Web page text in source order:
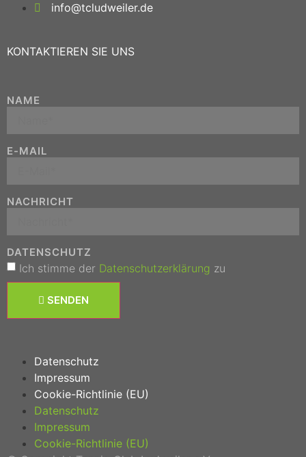
info@tcludweiler.de
KONTAKTIEREN SIE UNS
NAME
E-MAIL
NACHRICHT
DATENSCHUTZ
Ich stimme der Datenschutzerklärung zu
SENDEN
Datenschutz
Impressum
Cookie-Richtlinie (EU)
Datenschutz
Impressum
Cookie-Richtlinie (EU)